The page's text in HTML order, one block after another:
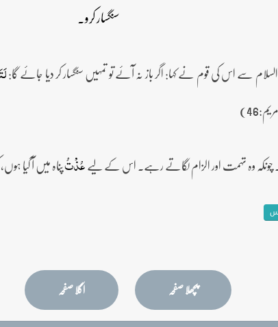
سنگسار کرو۔
سے اس کی قوم نے کہا: اگر باز نہ آئے تو تمہیں سنگسار کر دیا جائے گا:
وہ تہمت اور الزام لگاتے رہے۔ اس کے لیےعُذۡتُپناہ میں آ
پچھلا صفحہ اگلا صفحہ